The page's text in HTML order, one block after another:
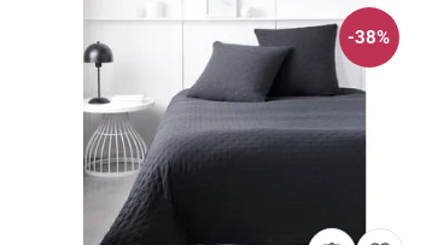
-38%